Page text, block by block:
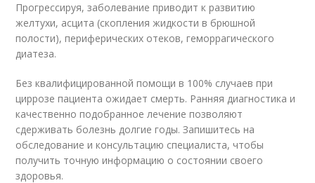
Прогрессируя, заболевание приводит к развитию
желтухи, асцита (скопления жидкости в брюшной
полости), периферических отеков, геморрагического
диатеза.
Без квалифицированной помощи в 100% случаев при
циррозе пациента ожидает смерть. Ранняя диагностика и
качественно подобранное лечение позволяют
сдерживать болезнь долгие годы. Запишитесь на
обследование и консультацию специалиста, чтобы
получить точную информацию о состоянии своего
здоровья.